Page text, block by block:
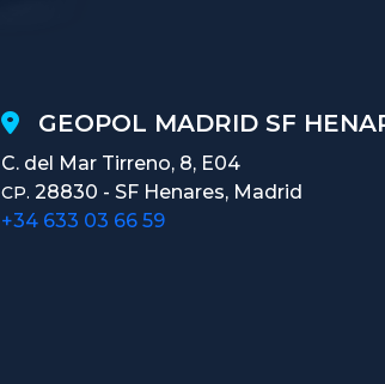
GEOPOL MADRID SF
C. del Mar Tirreno, 8, E04
CP. 28830 - SF Henares, Madrid
+34 633 03 66 59